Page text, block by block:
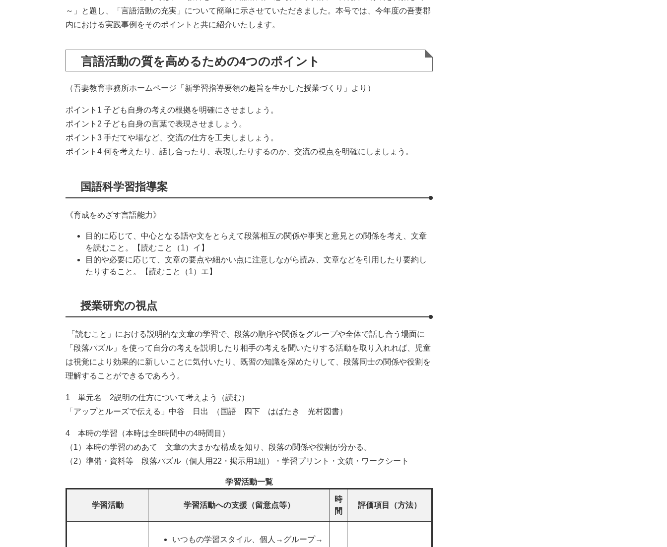
～」と題し、「言語活動の充実」について簡単に示させていただきました。本号では、今年度の吾妻郡
内における実践事例をそのポイントと共に紹介いたします。
言語活動の質を高めるための4つのポイント
（吾妻教育事務所ホームページ「新学習指導要領の趣旨を生かした授業づくり」より）
ポイント1 子ども自身の考えの根拠を明確にさせましょう。
ポイント2 子ども自身の言葉で表現させましょう。
ポイント3 手だてや場など、交流の仕方を工夫しましょう。
ポイント4 何を考えたり、話し合ったり、表現したりするのか、交流の視点を明確にしましょう。
国語科学習指導案
《育成をめざす言語能力》
目的に応じて、中心となる語や文をとらえて段落相互の関係や事実と意見との関係を考え、文章
を読むこと。【読むこと（1）イ】
目的や必要に応じて、文章の要点や細かい点に注意しながら読み、文章などを引用したり要約し
たりすること。【読むこと（1）エ】
授業研究の視点
「読むこと」における説明的な文章の学習で、段落の順序や関係をグループや全体で話し合う場面に
「段落パズル」を使って自分の考えを説明したり相手の考えを聞いたりする活動を取り入れれば、児童
は視覚により効果的に新しいことに気付いたり、既習の知識を深めたりして、段落同士の関係や役割を
理解することができるであろう。
1 単元名 2説明の仕方について考えよう（読む）
「アップとルーズで伝える」中谷 日出 （国語 四下 はばたき 光村図書）
4 本時の学習（本時は全8時間中の4時間目）
（1）本時の学習のめあて 文章の大まかな構成を知り、段落の関係や役割が分かる。
（2）準備・資料等 段落パズル（個人用22・掲示用1組）・学習プリント・文鎮・ワークシート
学習活動一覧
学習活動 学習活動への支援（留意点等）
時
間
評価項目（方法）
いつもの学習スタイル、個人→グループ→